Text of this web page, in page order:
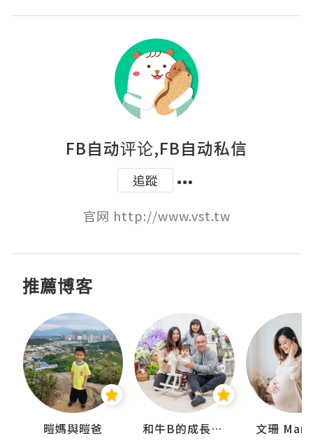
FB自动评论,FB自动私信
追蹤
官网 http://www.vst.tw
推薦博客
暟媽與暟爸 和牛B的成長日記 文珊